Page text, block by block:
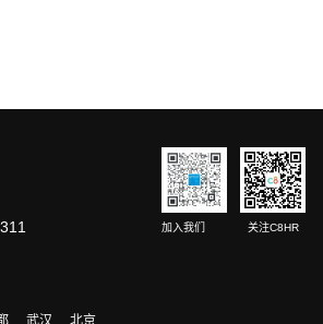
加入我们 关注C8HR
武汉 北京